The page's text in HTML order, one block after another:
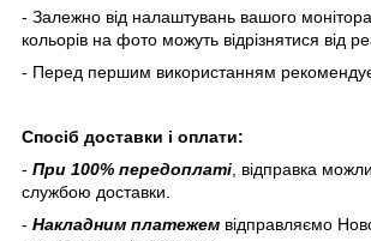
- Залежно від налаштувань вашого
кольорів на фото можуть відрізнятися від
- Перед першим використанням
Спосіб доставки і оплати:
- При 100% передоплаті , відправка
службою доставки.
- Накладним платежем відправляємо